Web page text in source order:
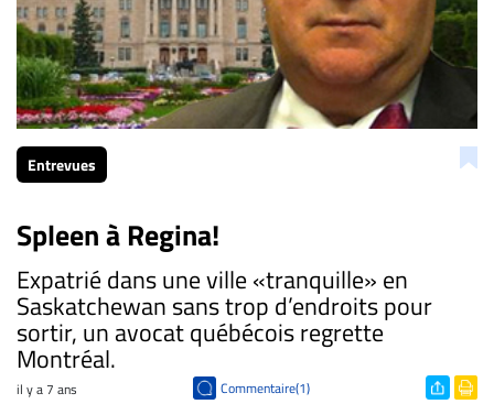
Entrevues
Spleen à Regina!
Expatrié dans une ville «tranquille» en
Saskatchewan sans trop d’endroits pour
sortir, un avocat québécois regrette
Montréal.
il y a 7 ans Commentaire(1)